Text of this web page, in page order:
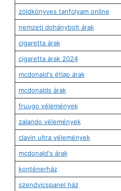
zöldkönyves tanfolyam online
nemzeti dohánybolt árak
cigaretta árak
cigaretta árak 2024
mcdonald's étlap árak
mcdonalds árak
fruugo vélemények
zalando vélemények
clavin ultra vélemények
mcdonald's árak
konténerház
szendvicspanel ház